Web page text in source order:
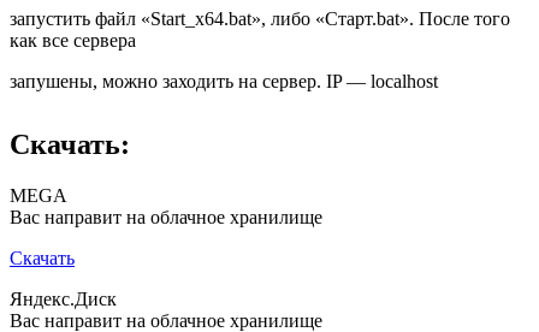
запустить файл «Start_x64.bat», либо «Старт.bat». После того
как все сервера
запушены, можно заходить на сервер. IP — localhost
Скачать:
MEGA
Вас направит на облачное хранилище
Скачать
Яндекс.Диск
Вас направит на облачное хранилище